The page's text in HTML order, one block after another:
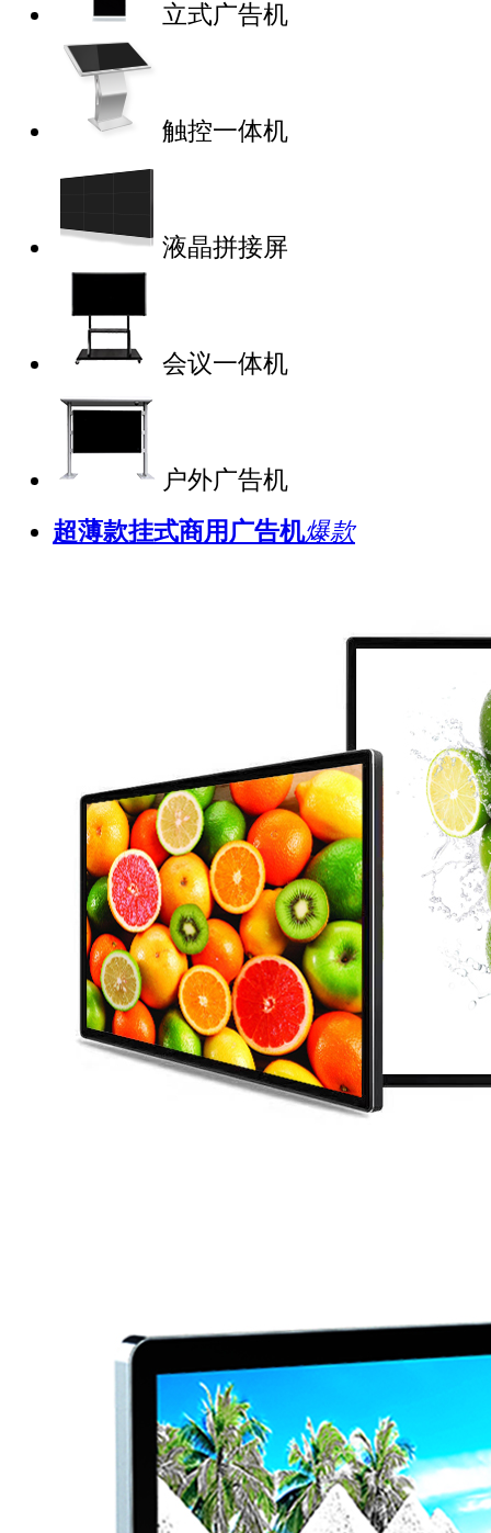
立式广告机
触控一体机
液晶拼接屏
会议一体机
户外广告机
超薄款挂式商用广告机爆款